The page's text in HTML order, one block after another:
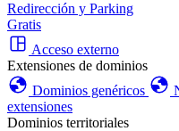
Redirección y Parking
Gratis
Acceso externo
Extensiones de dominios
Dominios genéricos
extensiones
Dominios territoriales